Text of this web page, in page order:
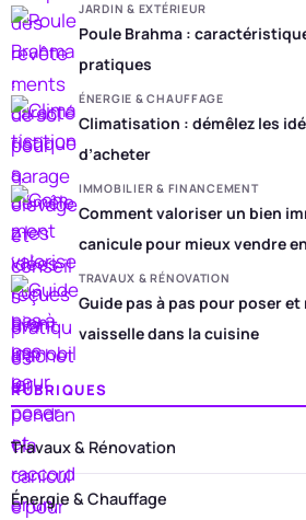
JARDIN & EXTÉRIEUR
Poule Brahma :
pratiques
ÉNERGIE & CHAUFFAGE
Climatisation : démêlez les
d’acheter
IMMOBILIER & FINANCEMENT
Comment valoriser un bien
canicule pour mieux vendre
TRAVAUX & RÉNOVATION
Guide pas à pas pour poser
vaisselle dans la cuisine
RUBRIQUES
Travaux & Rénovation
Énergie & Chauffage